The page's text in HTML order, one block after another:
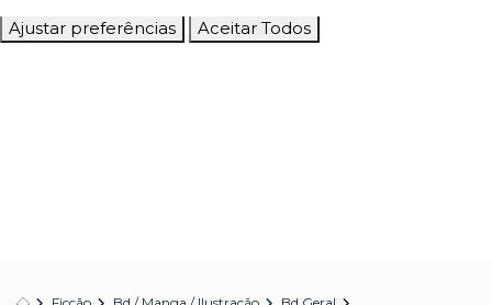
Ajustar preferências Aceitar Todos